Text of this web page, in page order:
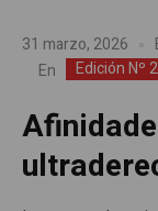
31 marzo, 2026
En Edición Nº